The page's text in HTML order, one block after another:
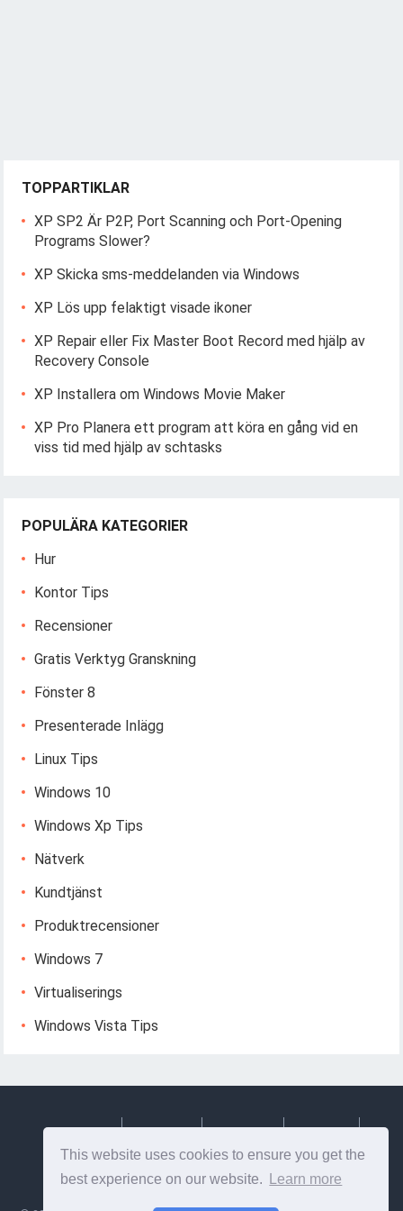
This website uses cookies to ensure you get the
best experience on our website.
Learn more
TOPPARTIKLAR
XP SP2 Är P2P, Port Scanning och Port-Opening
Programs Slower?
XP Skicka sms-meddelanden via Windows
XP Lös upp felaktigt visade ikoner
XP Repair eller Fix Master Boot Record med hjälp av
Recovery Console
XP Installera om Windows Movie Maker
XP Pro Planera ett program att köra en gång vid en
viss tid med hjälp av schtasks
POPULÄRA KATEGORIER
Hur
Kontor Tips
Recensioner
Gratis Verktyg Granskning
Fönster 8
Presenterade Inlägg
Linux Tips
Windows 10
Windows Xp Tips
Nätverk
Kundtjänst
Produktrecensioner
Windows 7
Virtualiserings
Windows Vista Tips